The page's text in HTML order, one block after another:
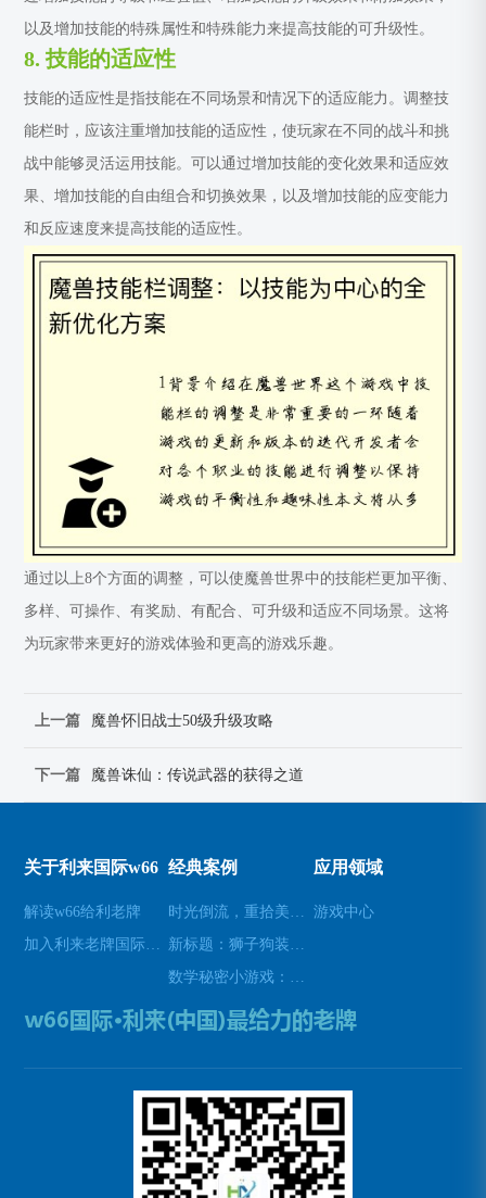
以及增加技能的特殊属性和特殊能力来提高技能的可升级性。
8. 技能的适应性
技能的适应性是指技能在不同场景和情况下的适应能力。调整技
能栏时，应该注重增加技能的适应性，使玩家在不同的战斗和挑
战中能够灵活运用技能。可以通过增加技能的变化效果和适应效
果、增加技能的自由组合和切换效果，以及增加技能的应变能力
和反应速度来提高技能的适应性。
通过以上8个方面的调整，可以使魔兽世界中的技能栏更加平衡、
多样、可操作、有奖励、有配合、可升级和适应不同场景。这将
为玩家带来更好的游戏体验和更高的游戏乐趣。
上一篇 魔兽怀旧战士50级升级攻略
下一篇 魔兽诛仙：传说武器的获得之道
关于利来国际w66
解读w66给利老牌
经典案例 应用领域
游戏中心